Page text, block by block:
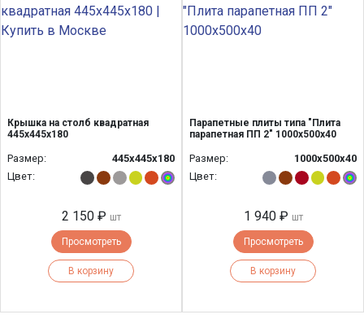
Крышка на столб квадратная
445х445х180
Размер:
445х445х180
Цвет:
2 150 ₽ шт
Просмотреть
В корзину
Парапетные плиты типа "Плита
парапетная ПП 2" 1000х500х40
Размер:
1000х500х40
Цвет:
1 940 ₽ шт
Просмотреть
В корзину